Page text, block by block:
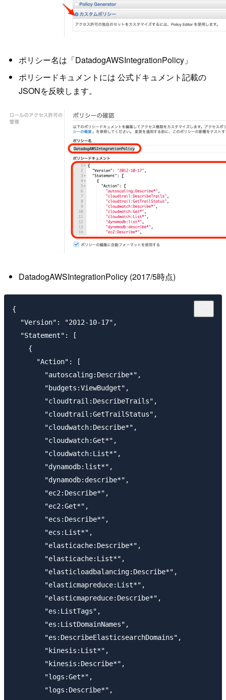
ポリシー名は「DatadogAWSIntegrationPolicy」
ポリシードキュメントには 公式ドキュメント記載の
JSONを反映します。
DatadogAWSIntegrationPolicy (2017/5時点)
{
  "Version": "2012-10-17",
  "Statement": [
    {
      "Action": [
        "autoscaling:Describe*",
        "budgets:ViewBudget",
        "cloudtrail:DescribeTrails",
        "cloudtrail:GetTrailStatus",
        "cloudwatch:Describe*",
        "cloudwatch:Get*",
        "cloudwatch:List*",
        "dynamodb:list*",
        "dynamodb:describe*",
        "ec2:Describe*",
        "ec2:Get*",
        "ecs:Describe*",
        "ecs:List*",
        "elasticache:Describe*",
        "elasticache:List*",
        "elasticloadbalancing:Describe*",
        "elasticmapreduce:List*",
        "elasticmapreduce:Describe*",
        "es:ListTags",
        "es:ListDomainNames",
        "es:DescribeElasticsearchDomains",
        "kinesis:List*",
        "kinesis:Describe*",
        "logs:Get*",
        "logs:Describe*",